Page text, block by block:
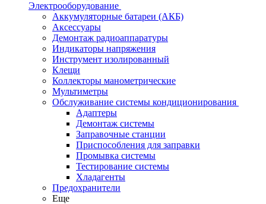
Электрооборудование
Аккумуляторные батареи (АКБ)
Аксессуары
Демонтаж радиоаппаратуры
Индикаторы напряжения
Инструмент изолированный
Клещи
Коллекторы манометрические
Мультиметры
Обслуживание системы кондиционирования
Адаптеры
Демонтаж системы
Заправочные станции
Приспособления для заправки
Промывка системы
Тестирование системы
Хладагенты
Предохранители
Еще